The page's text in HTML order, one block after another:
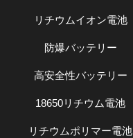
リチウムイオン電池
防爆バッテリー
高安全性バッテリー
18650リチウム電池
リチウムポリマー電池